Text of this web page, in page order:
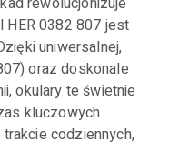
HER 0382 807 jest
uniwersalnej,
oraz doskonale
okulary te świetnie
kluczowych
codziennych,